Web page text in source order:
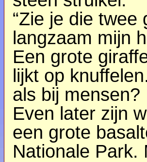
“Zie je die twee
langzaam mijn
Een grote
lijkt op
als bij mensen?
Even later zijn
een grote
Nationale Park.